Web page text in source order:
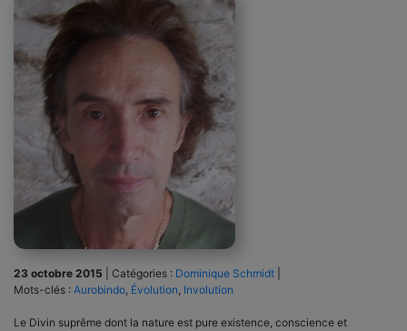
23 octobre 2015 Catégories : Dominique Schmidt
Mots-clés : Aurobindo, Évolution, Involution
Le Divin suprême dont la nature est pure existence, conscience et